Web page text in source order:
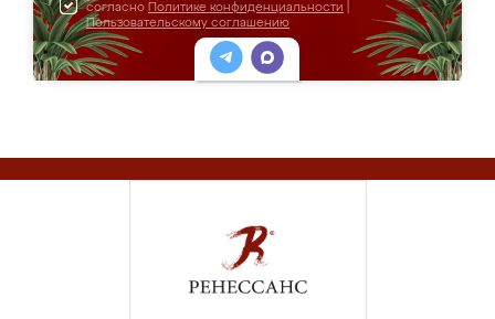
согласно Политике конфиденциальности
Пользовательскому соглашению